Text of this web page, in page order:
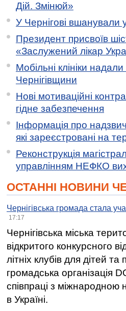
Дій. Змінюй»
У Чернігові вшанували
Президент присвоїв
«Заслужений лікар
Мобільні клініки
Чернігівщини
Нові мотиваційні
гідне забезпечення
Інформація про
які зареєстровані на
Реконструкція
управлінням НЕФКО
ОСТАННІ НОВИНИ
Чернігівська громада стала
17:17
Чернігівська міська
відкритого конкурсного
літніх клубів для дітей
громадська організація
співпраці з міжнародною
в Україні.